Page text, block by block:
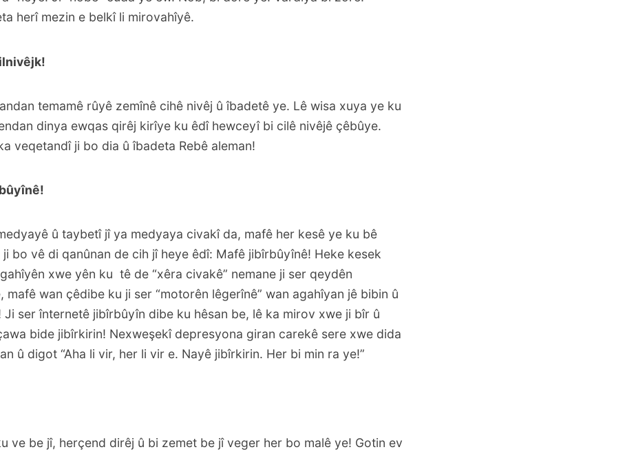
herî mezin e belkî li mirovahîyê.
temamê rûyê zemînê cihê nivêj û îbadetê ye. Lê wisa xuya ye ku
dinya ewqas qirêj kirîye ku êdî hewceyî bi cilê nivêjê çêbûye.
veqetandî ji bo dia û îbadeta Rebê aleman!
û taybetî jî ya medyaya civakî da, mafê her kesê ye ku bê
bo vê di qanûnan de cih jî heye êdî: Mafê jibîrbûyînê! Heke kesek
xwe yên ku tê de “xêra civakê” nemane ji ser qeydên
mafê wan çêdibe ku ji ser “motorên lêgerînê” wan agahîyan jê bibin û
Ji ser înternetê jibîrbûyîn dibe ku hêsan be, lê ka mirov xwe ji bîr û
bide jibîrkirin! Nexweşekî depresyona giran carekê sere xwe dida
û digot “Aha li vir, her li vir e. Nayê jibîrkirin. Her bi min ra ye!”
ve be jî, herçend dirêj û bi zemet be jî veger her bo malê ye! Gotin ev